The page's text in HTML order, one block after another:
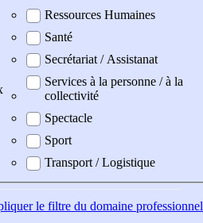
Ressources Humaines
Santé
Secrétariat / Assistanat
Services à la personne / à la
collectivité
Spectacle
Sport
Transport / Logistique
le filtre du domaine professionnel